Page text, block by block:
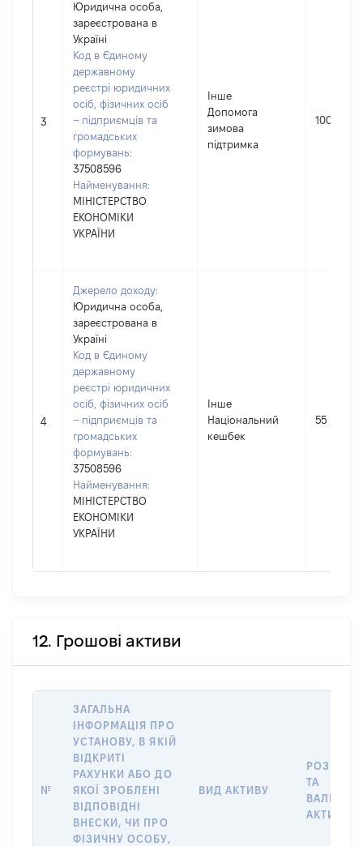
3
Юридична особа,
зареєстрована в
Україні
Код в Єдиному
державному
реєстрі юридичних
осіб, фізичних осіб
– підприємців та
громадських
формувань:
37508596
Найменування:
МІНІСТЕРСТВО
ЕКОНОМІКИ
УКРАЇНИ
Інше
Допомога
зимова
підтримка
1000
4
Джерело доходу:
Юридична особа,
зареєстрована в
Україні
Код в Єдиному
державному
реєстрі юридичних
осіб, фізичних осіб
– підприємців та
громадських
формувань:
37508596
Найменування:
МІНІСТЕРСТВО
ЕКОНОМІКИ
УКРАЇНИ
Інше
Національний
кешбек
55
12. Грошові активи
№
ЗАГАЛЬНА
ІНФОРМАЦІЯ ПРО
УСТАНОВУ, В ЯКІЙ
ВІДКРИТІ
РАХУНКИ АБО ДО
ЯКОЇ ЗРОБЛЕНІ
ВІДПОВІДНІ
ВНЕСКИ, ЧИ ПРО
ФІЗИЧНУ ОСОБУ,
ВИД АКТИВУ
РОЗМІР
ТА
ВАЛЮТА
АКТИВУ